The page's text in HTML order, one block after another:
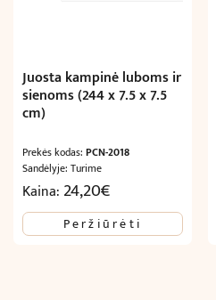
Juosta kampinė luboms ir
sienoms (244 x 7.5 x 7.5
cm)
Prekės kodas: PCN-2018
Sandėlyje: Turime
Kaina: 24,20€
Peržiūrėti